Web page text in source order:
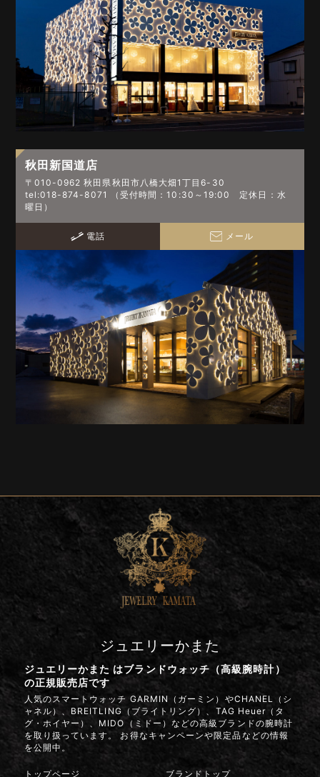
秋田新国道店
〒010-0962 秋田県秋田市八橋大畑1丁目6-30
tel:018-874-8071 （受付時間：10:30～19:00 定休日：水
曜日）
電話 メール
ジュエリーかまた
ジュエリーかまた はブランドウォッチ（高級腕時計）
の正規販売店です
人気のスマートウォッチ GARMIN（ガーミン）やCHANEL（シ
ャネル）、BREITLING（ブライトリング）、TAG Heuer（タ
グ・ホイヤー）、MIDO（ミドー）などの高級ブランドの腕時計
を取り扱っています。 お得なキャンペーンや限定品などの情報
を公開中。
トップページ ブランドトップ